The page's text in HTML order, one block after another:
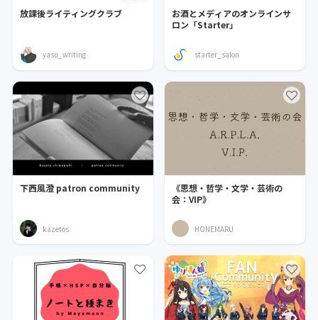
放課後ライティングクラブ
yasu_writing
お酒とメディアのオンラインサ
ロン「Starter」
starter_salon
下西風澄 patron community
kazetos
《思想・哲学・文学・芸術の
会：VIP》
HONEMARU